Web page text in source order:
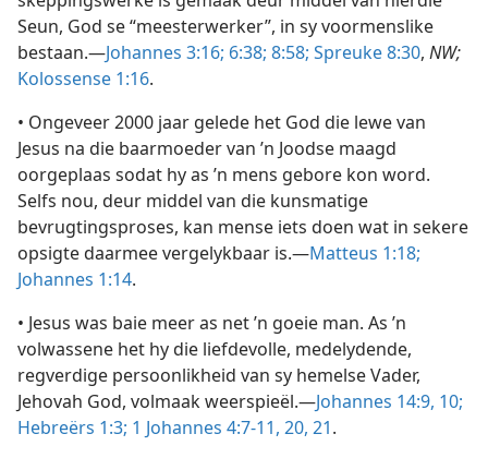
Seun, God se “meesterwerker”, in sy voormenslike
bestaan.—Johannes 3:16; 6:38; 8:58; Spreuke 8:30, NW;
Kolossense 1:16.
• Ongeveer 2000 jaar gelede het God die lewe van
Jesus na die baarmoeder van ’n Joodse maagd
oorgeplaas sodat hy as ’n mens gebore kon word.
Selfs nou, deur middel van die kunsmatige
bevrugtingsproses, kan mense iets doen wat in sekere
opsigte daarmee vergelykbaar is.—Matteus 1:18;
Johannes 1:14.
• Jesus was baie meer as net ’n goeie man. As ’n
volwassene het hy die liefdevolle, medelydende,
regverdige persoonlikheid van sy hemelse Vader,
Jehovah God, volmaak weerspieël.—Johannes 14:9, 10;
Hebreërs 1:3; 1 Johannes 4:7-11, 20, 21.